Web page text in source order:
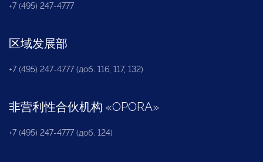
+7 (495) 247-4777
区域发展部
+7 (495) 247-4777 (доб. 116, 117, 132)
非营利性合伙机构 «OPORA»
+7 (495) 247-4777 (доб. 124)